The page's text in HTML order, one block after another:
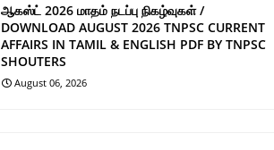
ஆகஸ்ட் 2026 மாதம் நடப்பு நிகழ்வுகள் /
DOWNLOAD AUGUST 2026 TNPSC CURRENT
AFFAIRS IN TAMIL & ENGLISH PDF BY TNPSC
SHOUTERS
August 06, 2026